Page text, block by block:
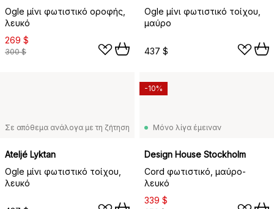
Ogle μίνι φωτιστικό οροφής,
λευκό
269 $
300 $
Ogle μίνι φωτιστικό τοίχου,
μαύρο
437 $
Σε απόθεμα ανάλογα με τη ζήτηση
Ateljé Lyktan
Ogle μίνι φωτιστικό τοίχου,
λευκό
Μόνο λίγα έμειναν
Design House Stockholm
Cord φωτιστικό, μαύρο-
λευκό
339 $
-10%